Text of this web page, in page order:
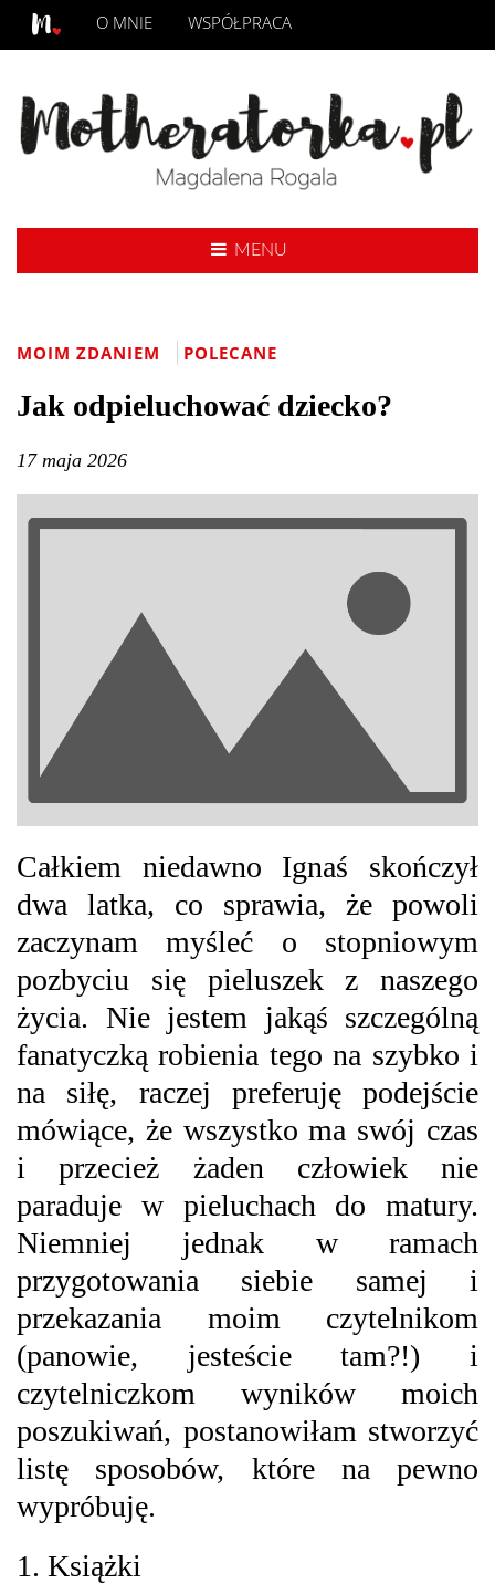
O MNIE WSPÓŁPRACA
MENU
MOIM ZDANIEM POLECANE
Jak odpieluchować dziecko?
17 maja 2026
Całkiem niedawno Ignaś skończył
dwa latka, co sprawia, że powoli
zaczynam myśleć o stopniowym
pozbyciu się pieluszek z naszego
życia. Nie jestem jakąś szczególną
fanatyczką robienia tego na szybko i
na siłę, raczej preferuję podejście
mówiące, że wszystko ma swój czas
i przecież żaden człowiek nie
paraduje w pieluchach do matury.
Niemniej jednak w ramach
przygotowania siebie samej i
przekazania moim czytelnikom
(panowie, jesteście tam?!) i
czytelniczkom wyników moich
poszukiwań, postanowiłam stworzyć
listę sposobów, które na pewno
wypróbuję.
1. Książki